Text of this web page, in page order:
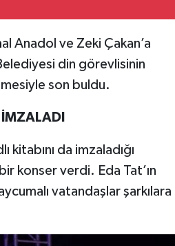
Anadol ve Zeki Çakan’a
din görevlisinin
son buldu.
kitabını da imzaladığı
konser verdi. Eda Tat’ın
vatandaşlar şarkılara